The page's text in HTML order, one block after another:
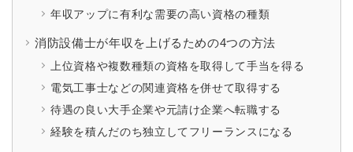
年収アップに有利な需要の高い資格の種類
消防設備士が年収を上げるための4つの方法
上位資格や複数種類の資格を取得して手当を得る
電気工事士などの関連資格を併せて取得する
待遇の良い大手企業や元請け企業へ転職する
経験を積んだのち独立してフリーランスになる